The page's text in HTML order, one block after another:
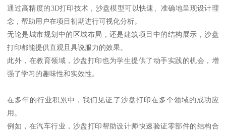
通过高精度的3D打印技术，沙盘模型可以快速、准确地呈现设计理
念，帮助用户在项目初期进行可视化分析。
无论是城市规划中的区域布局，还是建筑项目中的结构展示，沙盘
打印都能提供直观且具说服力的效果。
此外，在教育领域，沙盘打印也为学生提供了动手实践的机会，增
强了学习的趣味性和实效性。
在多年的行业积累中，我们见证了沙盘打印在多个领域的成功应
用。
例如，在汽车行业，沙盘打印帮助设计师快速验证零部件的结构合